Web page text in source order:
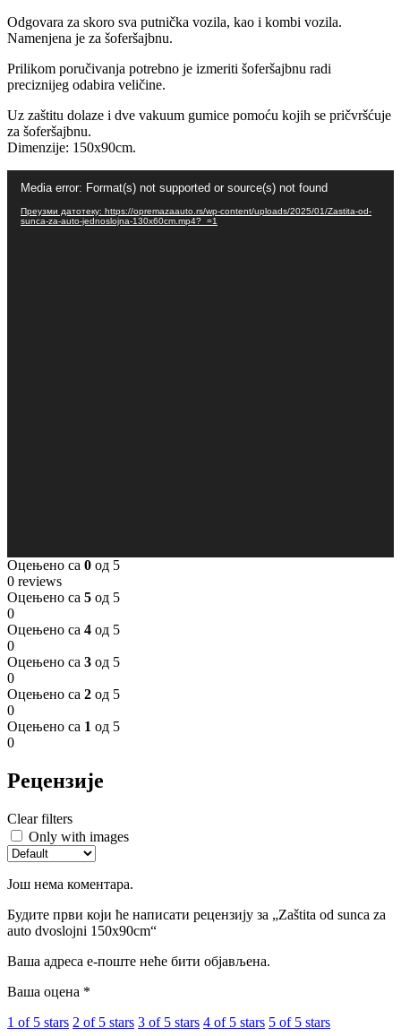
Odgovara za skoro sva putnička vozila, kao i kombi vozila.
Namenjena je za šoferšajbnu.
Prilikom poručivanja potrebno je izmeriti šoferšajbnu radi
preciznijeg odabira veličine.
Uz zaštitu dolaze i dve vakuum gumice pomoću kojih se pričvršćuje
za šoferšajbnu.
Dimenzije: 150x90cm.
видео
записа
Media error: Format(s) not supported or source(s) not found
Преузми датотеку: https://opremazaauto.rs/wp-content/uploads/2025/01/Zastita-od-
sunca-za-auto-jednoslojna-130x60cm.mp4?_=1
Оцењено са 0 од 5
0 reviews
Оцењено са 5 од 5
0
Оцењено са 4 од 5
0
Оцењено са 3 од 5
0
Оцењено са 2 од 5
0
Оцењено са 1 од 5
0
Рецензије
Clear filters
Only with images
Још нема коментара.
Будите први који ће написати рецензију за „Zaštita od sunca za
auto dvoslojni 150x90cm“
Ваша адреса е-поште неће бити објављена.
Ваша оцена *
1 of 5 stars 2 of 5 stars 3 of 5 stars 4 of 5 stars 5 of 5 stars